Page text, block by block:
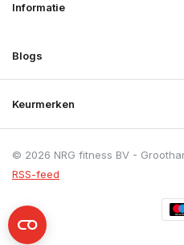
Informatie
Blogs
Keurmerken
© 2026 NRG fitness BV -
RSS-feed